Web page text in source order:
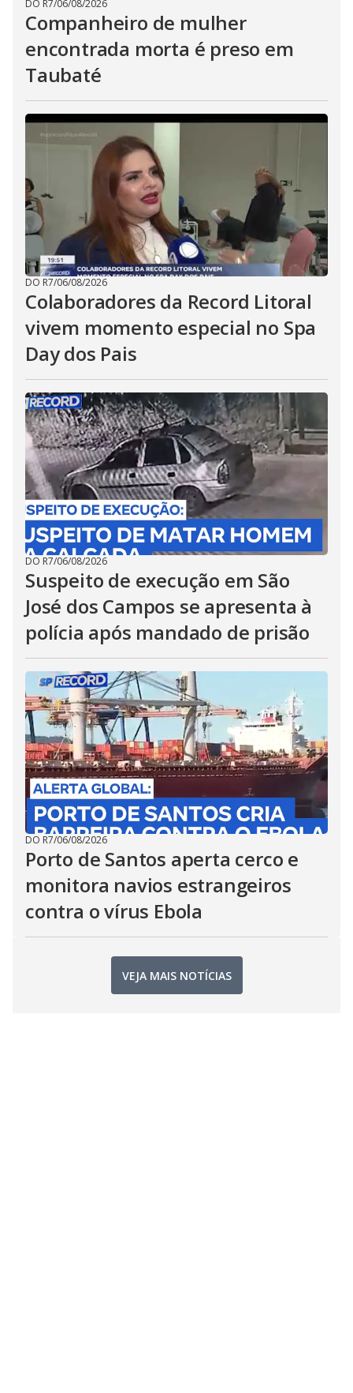
DO R7/06/08/2026
Companheiro de mulher
encontrada morta é preso em
Taubaté
DO R7/06/08/2026
Colaboradores da Record Litoral
vivem momento especial no Spa
Day dos Pais
DO R7/06/08/2026
Suspeito de execução em São
José dos Campos se apresenta à
polícia após mandado de prisão
DO R7/06/08/2026
Porto de Santos aperta cerco e
monitora navios estrangeiros
contra o vírus Ebola
VEJA MAIS NOTÍCIAS